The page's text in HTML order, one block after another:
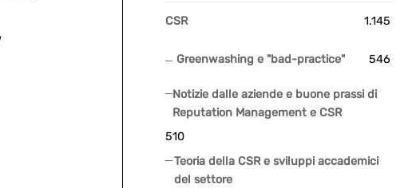
CSR 1.145
Greenwashing e "bad-practice" 546
Notizie dalle aziende e buone prassi di
Reputation Management e CSR
510
Teoria della CSR e sviluppi accademici
del settore